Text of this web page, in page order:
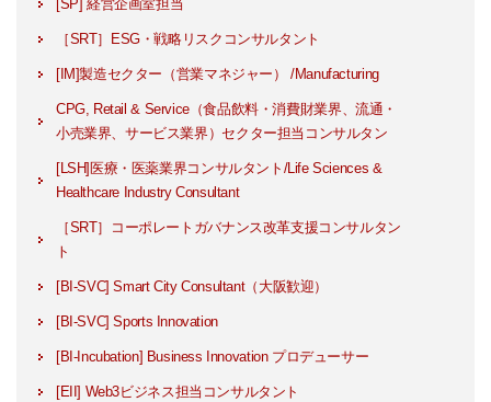
[SP] 経営企画室担当
［SRT］ESG・戦略リスクコンサルタント
[IM]製造セクター（営業マネジャー） /Manufacturing
CPG, Retail & Service（食品飲料・消費財業界、流通・
小売業界、サービス業界）セクター担当コンサルタン
[LSH]医療・医薬業界コンサルタント/Life Sciences &
Healthcare Industry Consultant
［SRT］コーポレートガバナンス改革支援コンサルタン
ト
[BI-SVC] Smart City Consultant（大阪歓迎）
[BI-SVC] Sports Innovation
[BI-Incubation] Business Innovation プロデューサー
[EII] Web3ビジネス担当コンサルタント